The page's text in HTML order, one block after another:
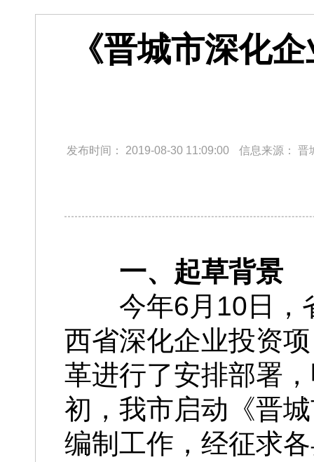
《晋城市深化
发布时间： 2019-08-30 11:09:00 信息来源： 晋
一、起草背景
今年6月10日，
西省深化企业投资
革进行了安排部署
初，我市启动《晋
编制工作，经征求